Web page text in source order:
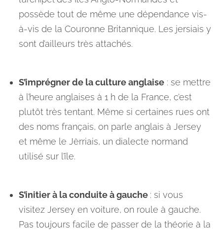
possède tout de même une dépendance vis-
à-vis de la Couronne Britannique. Les jersiais y
sont d’ailleurs très attachés.
S’imprégner de la culture anglaise : se mettre
à l’heure anglaises à 1 h de la France, c’est
plutôt très tentant. Même si certaines rues ont
des noms français, on parle anglais à Jersey
et même le Jèrriais, un dialecte normand
utilisé sur l’île.
S’initier à la conduite à gauche : si vous
visitez Jersey en voiture, on roule à gauche.
Pas toujours facile de passer de la théorie à la